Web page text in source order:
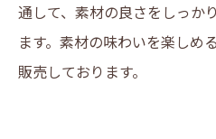
通して、素材の良さをしっか
ます。素材の味わいを楽しめ
販売しております。